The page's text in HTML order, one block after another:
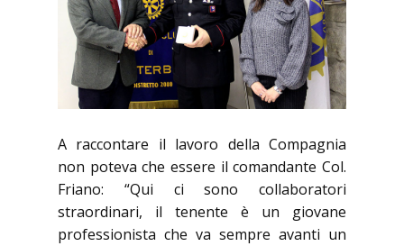
A raccontare il lavoro della Compagnia
non poteva che essere il comandante Col.
Friano: “Qui ci sono collaboratori
straordinari, il tenente è un giovane
professionista che va sempre avanti un